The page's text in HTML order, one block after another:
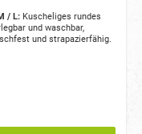
/ L: Kuscheliges rundes
und waschbar,
und strapazierfähig.